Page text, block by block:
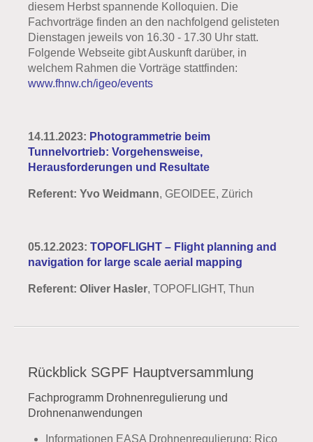
diesem Herbst spannende Kolloquien. Die
Fachvorträge finden an den nachfolgend gelisteten
Dienstagen jeweils von 16.30 - 17.30 Uhr statt.
Folgende Webseite gibt Auskunft darüber, in
welchem Rahmen die Vorträge stattfinden:
www.fhnw.ch/igeo/events
14.11.2023: Photogrammetrie beim
Tunnelvortrieb: Vorgehensweise,
Herausforderungen und Resultate
Referent: Yvo Weidmann, GEOIDEE, Zürich
05.12.2023: TOPOFLIGHT – Flight planning and
navigation for large scale aerial mapping
Referent: Oliver Hasler, TOPOFLIGHT, Thun
Rückblick SGPF Hauptversammlung
Fachprogramm Drohnenregulierung und
Drohnenanwendungen
Informationen EASA Drohnenregulierung: Rico